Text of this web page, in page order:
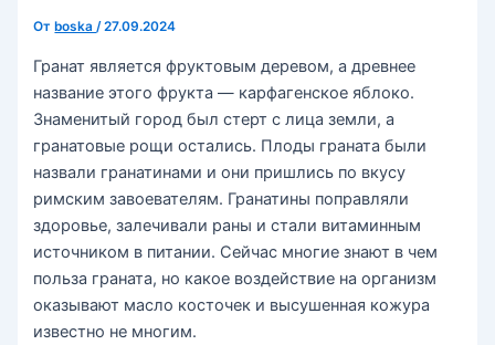
От boska/27.09.2024
Гранат является фруктовым деревом, а древнее
название этого фрукта — карфагенское яблоко.
Знаменитый город был стерт с лица земли, а
гранатовые рощи остались. Плоды граната были
назвали гранатинами и они пришлись по вкусу
римским завоевателям. Гранатины поправляли
здоровье, залечивали раны и стали витаминным
источником в питании. Сейчас многие знают в чем
польза граната, но какое воздействие на организм
оказывают масло косточек и высушенная кожура
известно не многим.